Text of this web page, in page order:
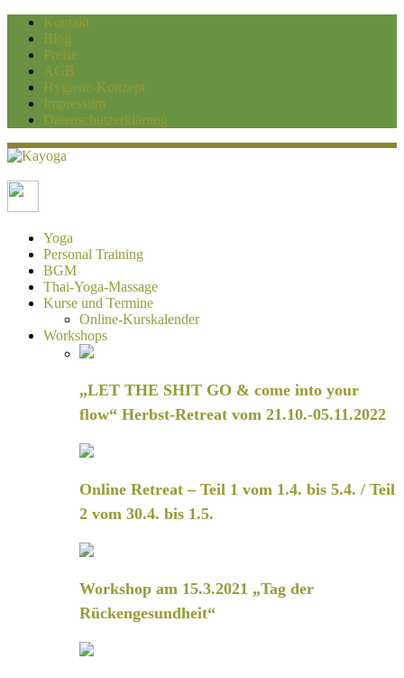
Kontakt
Blog
Preise
AGB
Hygiene-Konzept
Impressum
Datenschutzerklärung
Kayoga
Yoga und Personaltraining Duisburg
Yoga
Personal Training
BGM
Thai-Yoga-Massage
Kurse und Termine
Online-Kurskalender
Workshops
„LET THE SHIT GO & come into your
flow“ Herbst-Retreat vom 21.10.-05.11.2022
Online Retreat – Teil 1 vom 1.4. bis 5.4. / Teil
2 vom 30.4. bis 1.5.
Workshop am 15.3.2021 „Tag der
Rückengesundheit“